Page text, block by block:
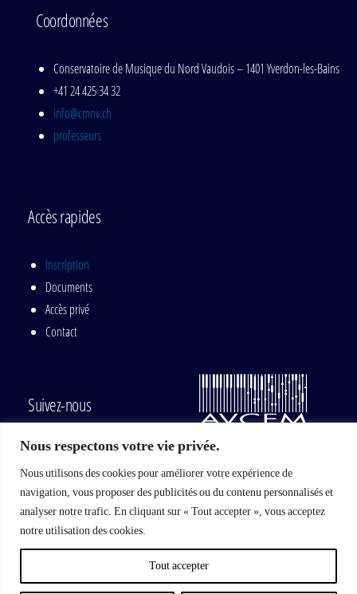
Nous respectons votre vie privée.
Nous utilisons des cookies pour améliorer votre expérience de
navigation, vous proposer des publicités ou du contenu personnalisés et
analyser notre trafic. En cliquant sur « Tout accepter », vous acceptez
notre utilisation des cookies.
Tout accepter
Coordonnées
Conservatoire de Musique du Nord Vaudois – 1401 Yverdon-les-Bains
+41 24 425 34 32
info@cmnv.ch
professeurs
Accès rapides
Inscription
Documents
Accès privé
Contact
Suivez-nous
Mise à jour du site par :